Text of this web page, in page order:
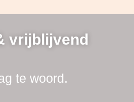
vrijblijvend
te woord.